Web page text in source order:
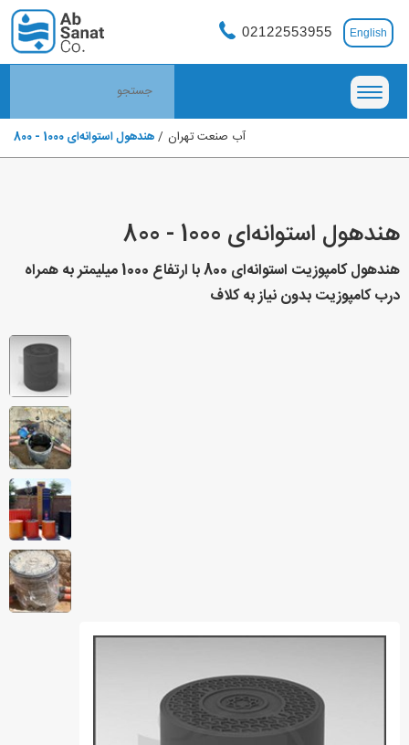
English
02122553955
آب صنعت تهران هندهول استوانه‌ای 1000 - 800
هندهول استوانه‌ای 1000 - 800
هندهول کامپوزیت استوانه‌ای 800 با ارتفاع 1000 میلیمتر به همراه
درب کامپوزیت بدون نیاز به کلاف